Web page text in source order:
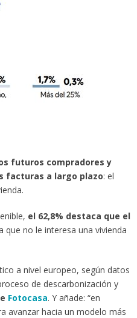
futuros compradores y
facturas a largo plazo: el
el 62,8% destaca que el
que no le interesa una vivienda
a nivel europeo, según datos
de descarbonización y
Fotocasa. Y añade: “en
avanzar hacia un modelo más